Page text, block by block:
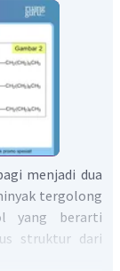
menjadi dua
tergolong
yang berarti
struktur dari